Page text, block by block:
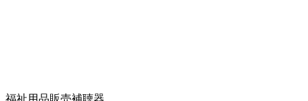
福祉用品販売補聴器